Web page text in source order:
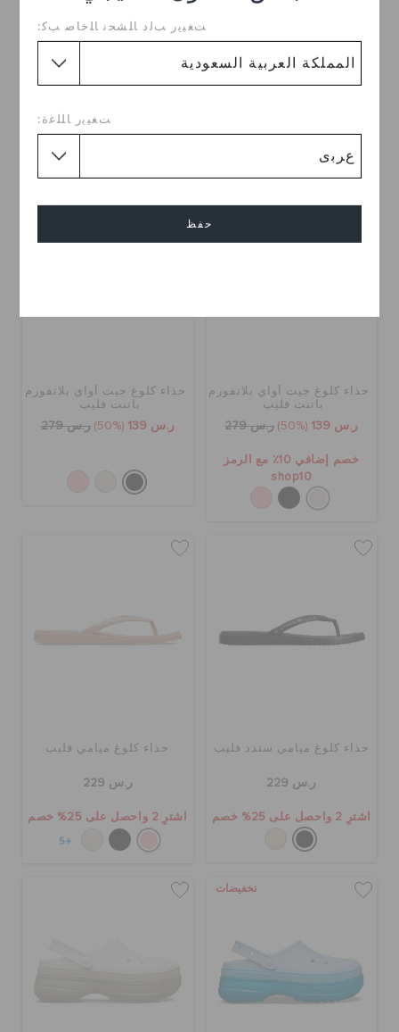
ﺖﻐﻴﻳﺭ ﺐﻟﺩ ﺎﻠﺸﺤﻧ ﺎﻠﺧﺎﺻ ﺐﻛ:
ﺖﻐﻴﻳﺭ ﺎﻠﻠﻏﺓ:
حفظ
فليب
ر.س 99 (57%) ر.س 229 ر.س 159 (43%) ر.س 279
حذاء كلوغ جيت أواي بلاتفورم
باتنت فليب
ر.س 139 (50%) ر.س 279
خصم إضافي 10٪ مع الرمز
shop10
حذاء كلوغ جيت أواي بلاتفورم
باتنت فليب
ر.س 139 (50%) ر.س 279
حذاء كلوغ ميامي ستدد فليب
ر.س 229
اشترِ 2 واحصل على 25% خصم
حذاء كلوغ ميامي فليب
ر.س 229
اشترِ 2 واحصل على 25% خصم
+5
تخفيضات